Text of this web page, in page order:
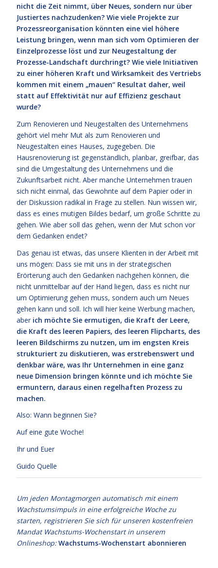
nicht die Zeit nimmt, über Neues, sondern nur über
Justiertes nachzudenken? Wie viele Projekte zur
Prozessreorganisation könnten eine viel höhere
Leistung bringen, wenn man sich vom Optimieren der
Einzelprozesse löst und zur Neugestaltung der
Prozesse-Landschaft durchringt? Wie viele Initiativen
zu einer höheren Kraft und Wirksamkeit des Vertriebs
kommen mit einem „mauen“ Resultat daher, weil
statt auf Effektivität nur auf Effizienz geschaut
wurde?
Zum Renovieren und Neugestalten des Unternehmens
gehört viel mehr Mut als zum Renovieren und
Neugestalten eines Hauses, zugegeben. Die
Hausrenovierung ist gegenständlich, planbar, greifbar, das
sind die Umgestaltung des Unternehmens und die
Zukunftsarbeit nicht. Aber manche Unternehmen trauen
sich nicht einmal, das Gewohnte auf dem Papier oder in
der Diskussion radikal in Frage zu stellen. Nun wissen wir,
dass es eines mutigen Bildes bedarf, um große Schritte zu
gehen. Wie aber soll das gehen, wenn der Mut schon vor
dem Gedanken endet?
Das genau ist etwas, das unsere Klienten in der Arbeit mit
uns mögen: Dass sie mit uns in der strategischen
Erörterung auch den Gedanken nachgehen können, die
nicht unmittelbar auf der Hand liegen, dass es nicht nur
um Optimierung gehen muss, sondern auch um Neues
gehen kann und soll. Ich will hier keine Werbung machen,
aber ich möchte Sie ermutigen, die Kraft der Leere,
die Kraft des leeren Papiers, des leeren Flipcharts, des
leeren Bildschirms zu nutzen, um im engsten Kreis
strukturiert zu diskutieren, was erstrebenswert und
denkbar wäre, was Ihr Unternehmen in eine ganz
neue Dimension bringen könnte und ich möchte Sie
ermuntern, daraus einen regelhaften Prozess zu
machen.
Also: Wann beginnen Sie?
Auf eine gute Woche!
Ihr und Euer
Guido Quelle
Um jeden Montagmorgen automatisch mit einem
Wachstumsimpuls in eine erfolgreiche Woche zu
starten, registrieren Sie sich für unseren kostenfreien
Mandat Wachstums-Wochenstart in unserem
Onlineshop:Wachstums-Wochenstart abonnieren